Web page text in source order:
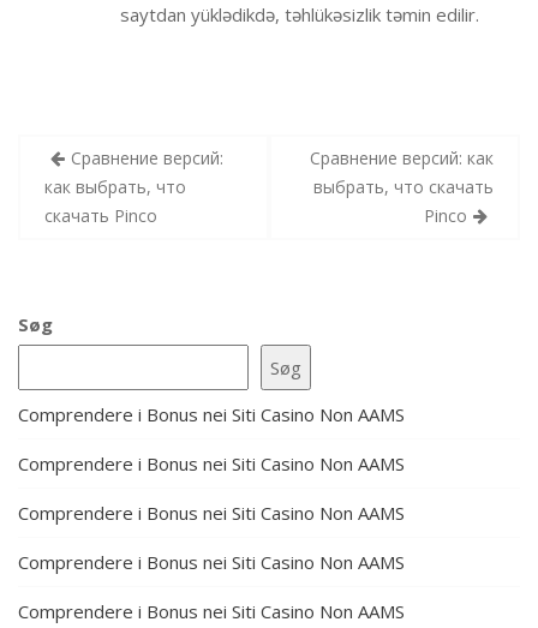
saytdan yüklədikdə, təhlükəsizlik təmin edilir.
Indlægsnavigation
Сравнение версий:
как выбрать, что
скачать Pinco
Сравнение версий: как
выбрать, что скачать
Pinco
Søg
Søg
Comprendere i Bonus nei Siti Casino Non AAMS
Comprendere i Bonus nei Siti Casino Non AAMS
Comprendere i Bonus nei Siti Casino Non AAMS
Comprendere i Bonus nei Siti Casino Non AAMS
Comprendere i Bonus nei Siti Casino Non AAMS